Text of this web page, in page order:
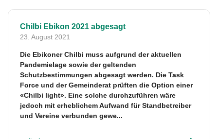
Chilbi Ebikon 2021 abgesagt
23. August 2021
Die Ebikoner Chilbi muss aufgrund der aktuellen
Pandemielage sowie der geltenden
Schutzbestimmungen abgesagt werden. Die Task
Force und der Gemeinderat prüften die Option einer
«Chilbi light». Eine solche durchzuführen wäre
jedoch mit erheblichem Aufwand für Standbetreiber
und Vereine verbunden gewe...